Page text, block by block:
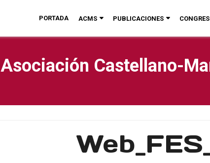
PORTADA ACMS PUBLICACIONES
Asociación Castellano-